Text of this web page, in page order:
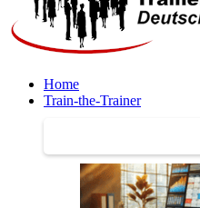
Home
Train-the-Trainer